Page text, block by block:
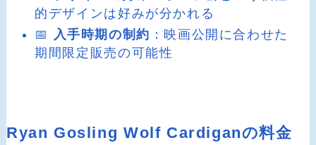
的デザインは好みが分かれる
📅
入手時期の制約 ：映画公開に合わせた
期間限定販売の可能性
Ryan Gosling Wolf Cardiganの料金